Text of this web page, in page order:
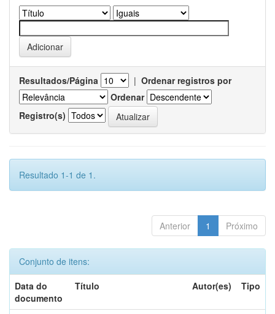
Resultados/Página | Ordenar registros por
Ordenar
Registro(s)
Resultado 1-1 de 1.
Anterior 1 Próximo
Conjunto de itens:
Data do
documento
Título Autor(es) Tipo